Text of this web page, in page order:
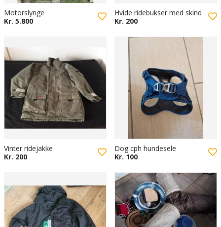
Motorslynge
Kr. 5.800
Hvide ridebukser med skind
Kr. 200
Vinter ridejakke
Kr. 200
Dog cph hundesele
Kr. 100